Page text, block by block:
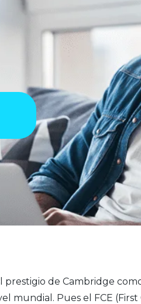
de Cambridge
mundial. Pues el FCE